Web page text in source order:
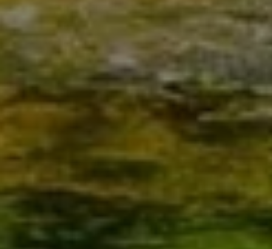
Oliver Höllen Heiztechnik
Haustechnik – Ihr Partner für Alles
rund um das Thema Heiztechnik,
Installationen und Badsanierungen
aller Art.
Was erwarten Sie von Ihrer neuen Heizung? Wie
sieht das Bad Ihrer Träume aus? Und welche
Ausstattung fehlt Ihnen noch zu Ihrem Wohnglück?
rund um die Heizungsmodernisierung,
Badsanierung, Haustechnik und Wohnraumlüftung.
Gemeinsam finden wir für Sie die passenden
Lösungen, mit denen Sie sich in Ihrem Zuhause
nachhaltig wohlfühlen. Dazu gehören auch Themen
wie Barrierefreiheit oder Trinkwasserhygiene.
Wie können wir Ihnen weiterhelfen?